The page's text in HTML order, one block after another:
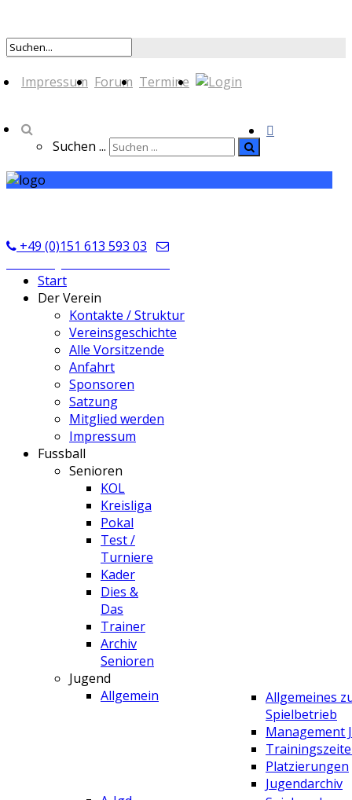
Impressum Forum Termine
Suchen ...
+49 (0)151 613 593 03
Start
Der Verein
Kontakte / Struktur
Vereinsgeschichte
Alle Vorsitzende
Anfahrt
Sponsoren
Satzung
Mitglied werden
Impressum
Fussball
Senioren
KOL
Kreisliga
Pokal
Test /
Turniere
Kader
Dies &
Das
Trainer
Archiv
Senioren
Jugend
Allgemein
Allgemeines
Spielbetrieb
Management
Platzierungen
Jugendarchiv